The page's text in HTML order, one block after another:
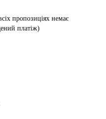
пропозиціях немає
платіж)